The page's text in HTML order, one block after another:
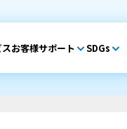
お客様サポート SDGs